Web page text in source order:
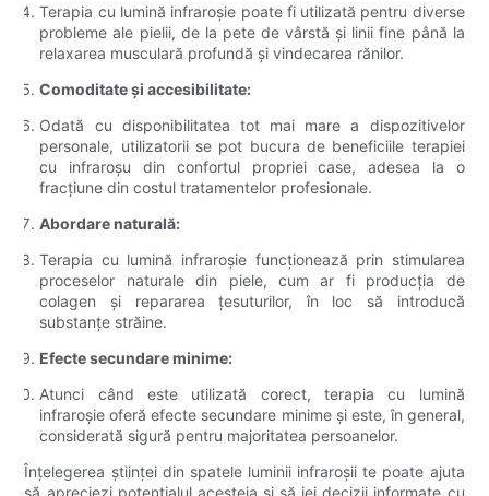
Terapia cu lumină infraroșie poate fi utilizată pentru diverse
probleme ale pielii, de la pete de vârstă și linii fine până la
relaxarea musculară profundă și vindecarea rănilor.
Comoditate și accesibilitate:
Odată cu disponibilitatea tot mai mare a dispozitivelor
personale, utilizatorii se pot bucura de beneficiile terapiei
cu infraroșu din confortul propriei case, adesea la o
fracțiune din costul tratamentelor profesionale.
Abordare naturală:
Terapia cu lumină infraroșie funcționează prin stimularea
proceselor naturale din piele, cum ar fi producția de
colagen și repararea țesuturilor, în loc să introducă
substanțe străine.
Efecte secundare minime:
Atunci când este utilizată corect, terapia cu lumină
infraroșie oferă efecte secundare minime și este, în general,
considerată sigură pentru majoritatea persoanelor.
Înțelegerea științei din spatele luminii infraroșii te poate ajuta
să apreciezi potențialul acesteia și să iei decizii informate cu